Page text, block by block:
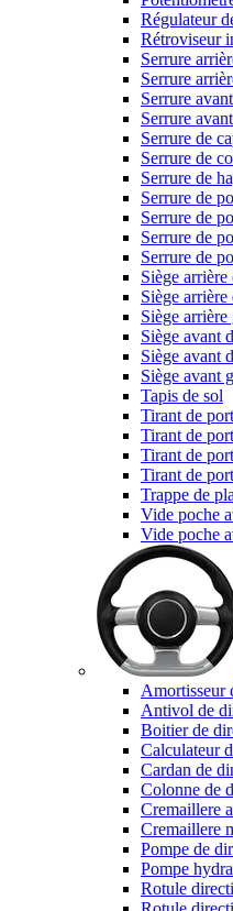
Régulateur
Rétroviseur
Serrure
Serrure
Serrure
Serrure
Serrure de
Serrure de
Serrure de
Serrure de
Serrure de
Serrure de
Serrure de
Siège arrière
Siège
Siège arrière
Siège avant
Siège avant
Siège avant
Tapis de sol
Tirant de
Tirant de
Tirant de
Tirant de
Trappe de
Vide poche
Vide poche
Amortisseur
Antivol de
Boitier de
Calculateur
Cardan de
Colonne de
Cremaillere
Cremaillere
Pompe de
Pompe
Rotule